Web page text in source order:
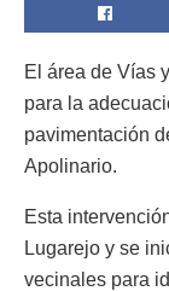
El área de Vías
para la
pavimentación
Apolinario.
Esta
Lugarejo y se
vecinales para